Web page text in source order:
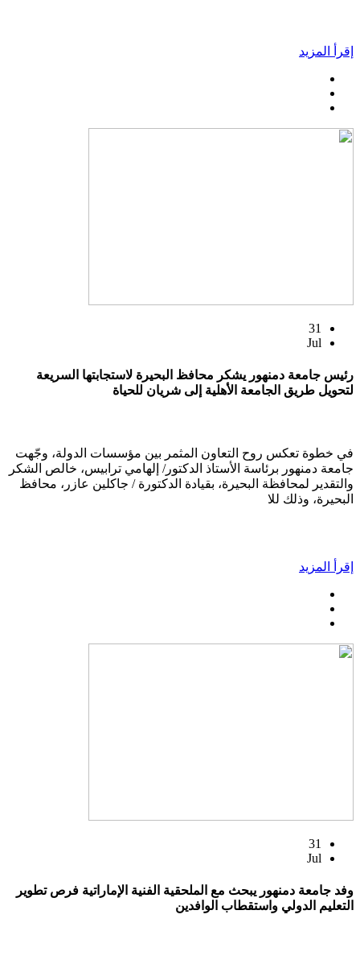
إقرأ المزيد
31
Jul
رئيس جامعة دمنهور يشكر محافظ البحيرة لاستجابتها السريعة
لتحويل طريق الجامعة الأهلية إلى شريان للحياة
في خطوة تعكس روح التعاون المثمر بين مؤسسات الدولة، وجّهت
جامعة دمنهور برئاسة الأستاذ الدكتور/ إلهامي ترابيس، خالص الشكر
والتقدير لمحافظة البحيرة، بقيادة الدكتورة / جاكلين عازر، محافظ
البحيرة، وذلك للا
إقرأ المزيد
31
Jul
وفد جامعة دمنهور يبحث مع الملحقية الفنية الإماراتية فرص تطوير
التعليم الدولي واستقطاب الوافدين